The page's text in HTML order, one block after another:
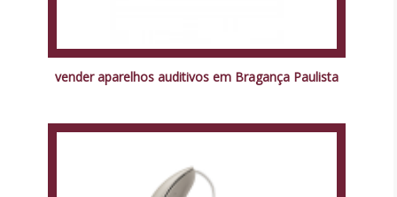
vender aparelhos auditivos em Bragança Paulista